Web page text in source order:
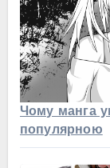
Чому манга
популярною